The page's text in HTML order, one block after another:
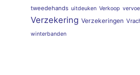
tweedehands uitdeuken Verkoop
Verzekering Verzekeringen
winterbanden